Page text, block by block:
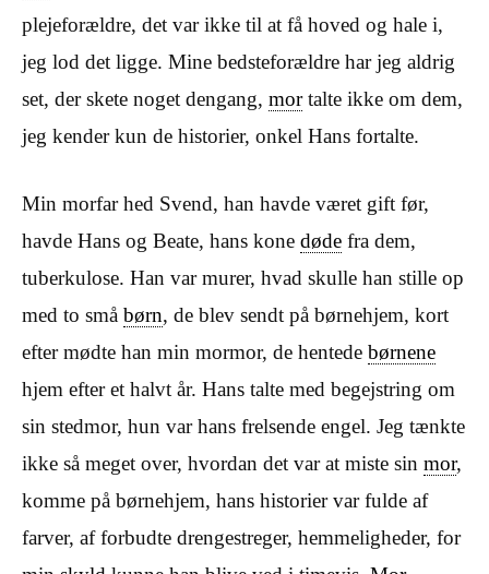
plejeforældre, det var ikke til at få hoved og hale i,
jeg lod det ligge. Mine bedsteforældre har jeg aldrig
set, der skete noget dengang, mortalte ikke om dem,
jeg kender kun de historier, onkel Hans fortalte.
Min morfar hed Svend, han havde været gift før,
havde Hans og Beate, hans kone døde fra dem,
tuberkulose. Han var murer, hvad skulle han stille op
med to små børn, de blev sendt på børnehjem, kort
efter mødte han min mormor, de hentede børnene
hjem efter et halvt år. Hans talte med begejstring om
sin stedmor, hun var hans frelsende engel. Jeg tænkte
ikke så meget over, hvordan det var at miste sin mor,
komme på børnehjem, hans historier var fulde af
farver, af forbudte drengestreger, hemmeligheder, for